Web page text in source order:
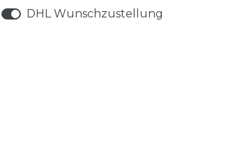
DHL Wunschzustellung